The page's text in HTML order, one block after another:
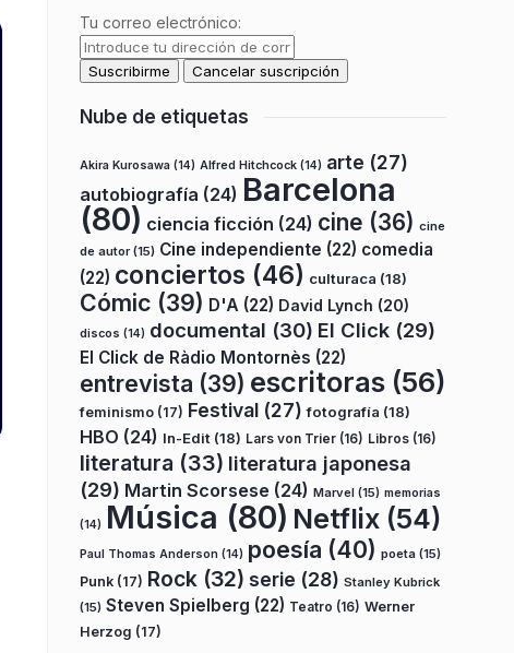
Tu correo electrónico:
Nube de etiquetas
Akira Kurosawa (14) Alfred Hitchcock (14) arte (27)
autobiografía (24) Barcelona
(80) ciencia ficción (24) cine (36) cine
de autor(15) Cine independiente (22) comedia
(22) conciertos (46) culturaca (18)
Cómic (39) D'A (22) David Lynch (20)
discos (14) documental (30) El Click (29)
El Click de Ràdio Montornès (22)
entrevista (39) escritoras (56)
feminismo (17) Festival (27) fotografía (18)
HBO (24) In-Edit (18) Lars von Trier (16) Libros (16)
literatura (33) literatura japonesa
(29) Martin Scorsese (24) Marvel (15) memorias
(14) Música (80) Netflix (54)
Paul Thomas Anderson (14) poesía (40) poeta (15)
Punk (17) Rock (32) serie (28) Stanley Kubrick
(15) Steven Spielberg (22) Teatro (16) Werner
Herzog (17)